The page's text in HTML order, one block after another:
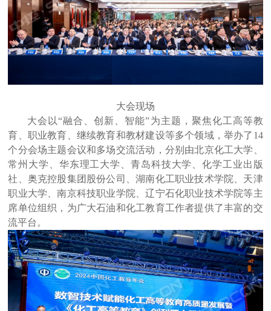
大会现场
大会以“融合、创新、智能”为主题，聚焦化工高等教
育、职业教育、继续教育和教材建设等多个领域，举办了14
个分会场主题会议和多场交流活动，分别由北京化工大学、
常州大学、华东理工大学、青岛科技大学、化学工业出版
社、奥克控股集团股份公司、湖南化工职业技术学院、天津
职业大学、南京科技职业学院、辽宁石化职业技术学院等主
席单位组织，为广大石油和化工教育工作者提供了丰富的交
流平台。